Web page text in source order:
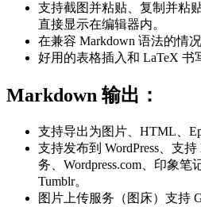
支持截图并粘贴、复制并粘
直接显示在编辑器内。
在兼容 Markdown 语法的情
好用的表格插入和 LaTeX 书
Markdown 输出：
支持导出为图片、HTML、
支持发布到 WordPress、支
务、Wordpress.com、印象笔
Tumblr。
图片上传服务（图床）支持